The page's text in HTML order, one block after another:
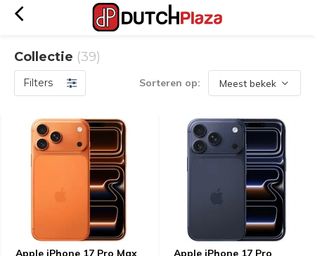
Collectie (39)
Filters Sorteren op:
Apple iPhone 17 Pro Max
Apple iPhone 17 Pro